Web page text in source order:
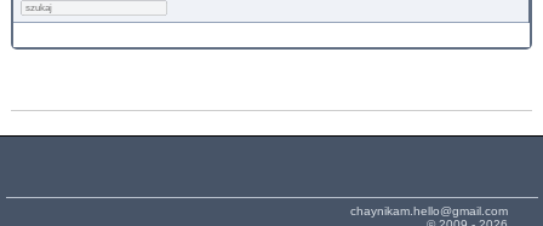
chaynikam.hello@gmail.com